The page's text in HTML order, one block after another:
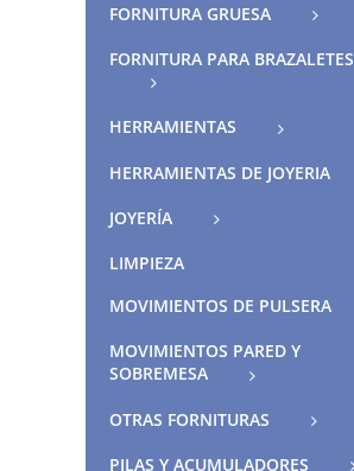
FORNITURA GRUESA
FORNITURA PARA BRAZALETES
HERRAMIENTAS
HERRAMIENTAS DE JOYERIA
JOYERÍA
LIMPIEZA
MOVIMIENTOS DE PULSERA
MOVIMIENTOS PARED Y
SOBREMESA
OTRAS FORNITURAS
PILAS Y ACUMULADORES